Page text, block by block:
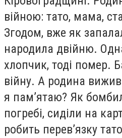
війною: тато, мама,
Згодом, вже як
народила двійню.
хлопчик, тоді помер.
війну. А родина
я пам’ятаю? Як
погребі, сиділи на
робить перев’язку